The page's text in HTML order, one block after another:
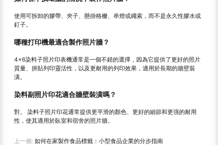
使用可拆卸的膠帶、夾子、懸掛格栅、串燈或繩索，而不是永久性膠水或
釘子。
哪種打印機最適合製作照片牆？
4×6染料子照片印表機通常是一個不錯的選擇，因為它提供了更好的照片
質量、拼貼列印靈活性，以及更耐用的列印效果，適用於長期的牆壁裝
潢。
染料副照片印花適合牆壁裝潢嗎？
對。 染料子照片印花通常提供更平滑的顏色、更好的細節和更强的耐用
性，使其適用於臥室和宿舍的照片牆。
上一個: 如何在家製作食品標籤：小型食品企業的分步指南